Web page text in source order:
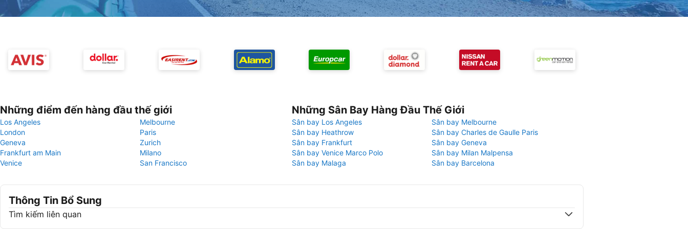
Những điểm đến hàng đầu thế giới
Los Angeles
Melbourne
London
Paris
Geneva
Zurich
Frankfurt am Main
Milano
Venice
San Francisco
Những Sân Bay Hàng Đầu Thế Giới
Sân bay Los Angeles
Sân bay Melbourne
Sân bay Heathrow
Sân bay Charles de Gaulle Paris
Sân bay Frankfurt
Sân bay Geneva
Sân bay Venice Marco Polo
Sân bay Milan Malpensa
Sân bay Malaga
Sân bay Barcelona
Thông Tin Bổ Sung
Tìm kiếm liên quan